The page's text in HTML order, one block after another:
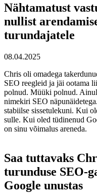
Nähtamatust
nullist
turundajatele
08.04.2025
Chris oli omadega
SEO reegleid ja jäi ootama
polnud. Müüki polnud.
nimekiri SEO
stabiilse sissetulekuni. Kui
sulle. Kui oled tüdinenud
on sinu võimalus areneda.
Saa tuttavaks
turunduse SEO-
Google unustas